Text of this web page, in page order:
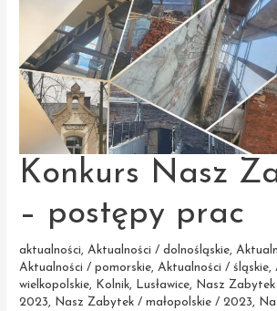
Konkurs Nasz
– postępy prac
aktualności,Aktualności / dolnośląskie,
Aktualności / pomorskie,Aktualności / śląskie,
wielkopolskie, Kolnik, Lusławice,
Nasz
2023, Nasz Zabytek / małopolskie / 2023,